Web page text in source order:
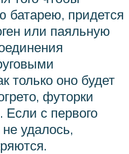
батарею, придется
или паяльную
только оно будет
футорки
Если с первого
удалось,